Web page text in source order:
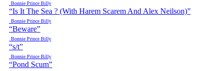
Bonnie Prince Billy
“Is It The Sea ? (With Harem Scarem And Alex Neilson)”
Bonnie Prince Billy
“Beware”
Bonnie Prince Billy
“s/t”
Bonnie Prince Billy
“Pond Scum”